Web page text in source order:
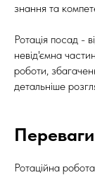
знання та
Ротація посад -
невід'ємна
роботи,
детальніше
Ротаційна